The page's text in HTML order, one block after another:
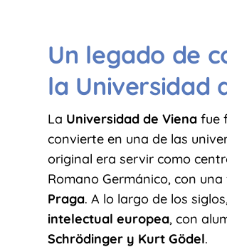
Un legado de
la Universidad
La Universidad de Viena fue
convierte en una de las
original era servir como
Romano Germánico, con
Praga. A lo largo de los
intelectual europea, con
Schrödinger y Kurt Gödel.